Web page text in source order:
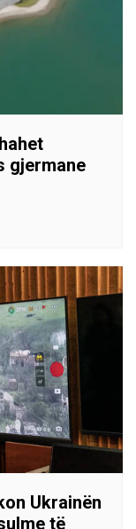
gjermane
Ukrainën
të